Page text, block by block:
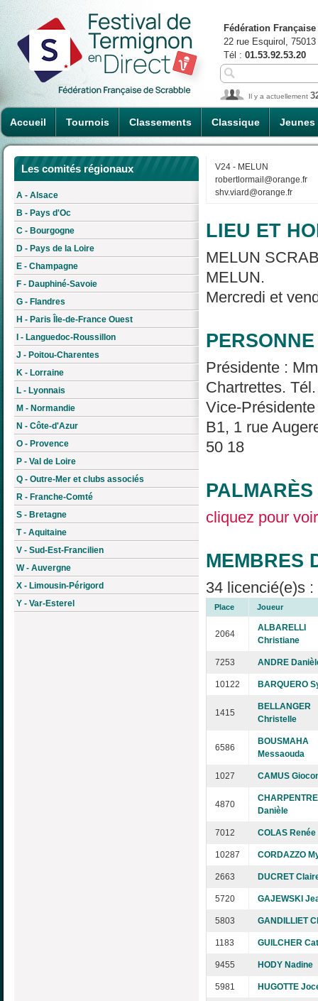
Accueil Tournois Classements Classique Jeunes
Fédération
22 rue Esquirol,
Tél : 01.53.92.53.20
Il y a actuellement
Les comités régionaux
A - Alsace
B - Pays d'Oc
C - Bourgogne
D - Pays de la Loire
E - Champagne
F - Dauphiné-Savoie
G - Flandres
H - Paris Île-de-France Ouest
I - Languedoc-Roussillon
J - Poitou-Charentes
K - Lorraine
L - Lyonnais
M - Normandie
N - Côte-d'Azur
O - Provence
P - Val de Loire
Q - Outre-Mer et clubs associés
R - Franche-Comté
S - Bretagne
T - Aquitaine
V - Sud-Est-Francilien
W - Auvergne
X - Limousin-Périgord
Y - Var-Esterel
V24 - MELUN
robertlormail@orange.fr
shv.viard@orange.fr
LIEU ET
MELUN
MELUN.
Mercredi et
Présidente :
Chartrettes.
Vice-
B1, 1 rue
50 18
cliquez pour
MEMBRES
34 licencié(e)s
Place Joueur
2064
ALBARELLI
Christiane
7253 ANDRE
10122 BARQUERO
1415
BELLANGER
Christelle
6586
BOUSMAHA
Messaouda
1027 CAMUS
4870
Danièle
7012 COLAS Renée
10287 CORDAZZO
2663 DUCRET
5720 GAJEWSKI
5803 GANDILLIET
1183 GUILCHER
9455 HODY Nadine
5981 HUGOTTE